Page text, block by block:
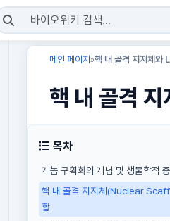
메인 페이지 »핵 내 골격 지지체와
핵 내 골격
목차
게놈 구획화의 개념 및 생물학적
핵 내 골격 지지체(Nuclear
할